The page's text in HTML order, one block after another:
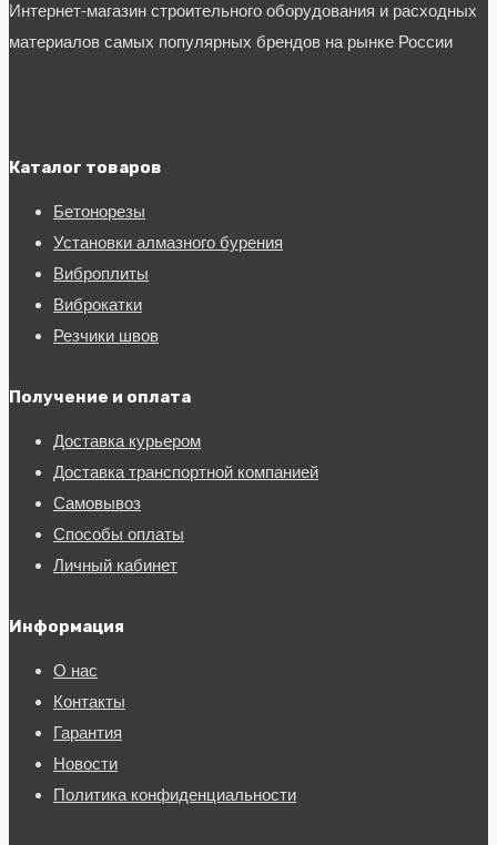
Интернет-магазин строительного оборудования и расходных
материалов самых популярных брендов на рынке России
Каталог товаров
Бетонорезы
Установки алмазного бурения
Виброплиты
Виброкатки
Резчики швов
Получение и оплата
Доставка курьером
Доставка транспортной компанией
Самовывоз
Способы оплаты
Личный кабинет
Информация
О нас
Контакты
Гарантия
Новости
Политика конфиденциальности